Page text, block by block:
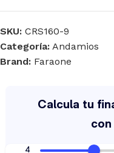
SKU: CRS160-9
Categoría: Andamios
Brand: Faraone